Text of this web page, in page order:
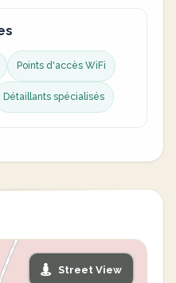
Points d'accès WiFi
Détaillants spécialisés
Street View